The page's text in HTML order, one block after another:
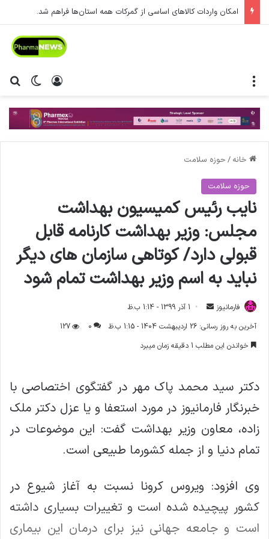
امکان واردات کالاهای اساسی از گمرکات همه استان‌ها فراهم شد.
تغییر ورود
خانه / حوزه سلامت
حوزه سلامت
نایب رئیس کمیسیون بهداشت
مجلس: وزیر بهداشت کارنامه قابل
قبولی دارد/ کوتاهی سازمان های دیگر
نباید به اسم وزیر بهداشت تمام شود
فارمانیوز
ا
ی
م
ل
1 آذر 1399 - 1:14 ب.ظ
آخرین به روز رسانی: 26 اردیبهشت 1404 - 1:15 ب.ظ
0
127
خواندن این مطلب 1 دقیقه زمان میبرد
دکتر سید محمد پاک مهر در گفتگوی اختصاصی با
خبرنگار فارمانیوز در مورد استعفا و یا عزل دکتر ملک
زاده، معاون وزیر بهداشت گفت: این موضوعات در
تمام دنیا و از جمله کشورما طبیعی است.
وی افزود: ویروس کرونا نسبت به آغاز شیوع در
کشور پیچیده شده است و تغییرات بسیاری داشته
است و جامعه جهانی نیز برای درمان این بیماری